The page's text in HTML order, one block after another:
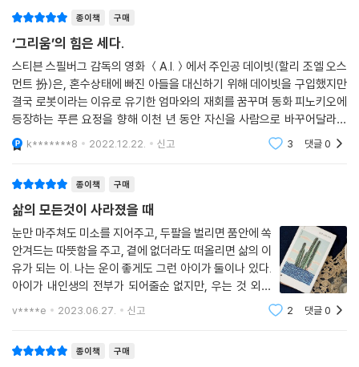
는 사춘기를 거쳐 “알 수 없는 세계”로 기꺼이 나아갔던 랑처럼, 만들어진
지 몇천 년 만에 맞이하는 고고의 사춘기. 고고는 그만하라고 할 때까지, 아
니 그만하라는 말을 들었을 때에도 멈추지 않는 것이 인간의 마음이고 사
랑임을 이제 안다.
-오정연, 「작품해설」 중에서
작가의 말
그런 삶에 대해 생각하는 것이 저의 일이 아닌가 싶을 때가 있습니다. 그럴
때면 가끔 잊어도 땅이 메마르지 않게 비가 내릴 것이고, 심심하지 않게 새
가 앉았다 갈 것이며 잠시 눈을 돌린 사이 잎이 움틀 수도 있다는 말을 가장
먼저 그 마음에 해주고 싶었습니다. 고고의 여정이 너무 길고 지난하지 않
게 그리고 싶었습니다. 고고는 삶의 목적을 잃고 떠나지만 메마른 사막에
서도 새로운 사람을 만나고 무언가를 나누고 희망을 봅니다. 상실된 마음
의 여정도 이러했으면 좋겠다는 바람으로 짧은 여정을 엮어 보냅니다.
2022년 10월 선란 올림
현대문학 × 아티스트 이연미
종이책 구매
‘그리움’의 힘은 세다.
스티븐 스필버그 감독의 영화 ＜A.I.＞에서 주인공 데이빗(할리 조엘 오스
먼트 扮)은, 혼수상태에 빠진 아들을 대신하기 위해 데이빗을 구입했지만
결국 로봇이라는 이유로 유기한 엄마와의 재회를 꿈꾸며 동화 피노키오에
등장하는 푸른 요정을 향해 이천 년 동안 자신을 사람으로 바꾸어달라는
기도를 드린다. 그러다 더 이상 지구에 존재하지 않게 된 인류를 대신해서
지구 생태계를
k*******8 2022.12.22. 신고 3 댓글0
종이책 구매
삶의 모든것이 사라졌을 때
눈만 마주쳐도 미소를 지어주고, 두팔을 벌리면 품안에 쏙
안겨드는 따뜻함을 주고, 곁에 없더라도 떠올리면 삶의 이
유가 되는 이. 나는 운이 좋게도 그런 아이가 둘이나 있다.
아이가 내인생의 전부가 되어줄순 없지만, 우는 것 외에
아무것도 할수없는 조그마한 생명체가 뱃속에서부터 열
v****e 2023.06.27. 신고 2 댓글0
종이책 구매